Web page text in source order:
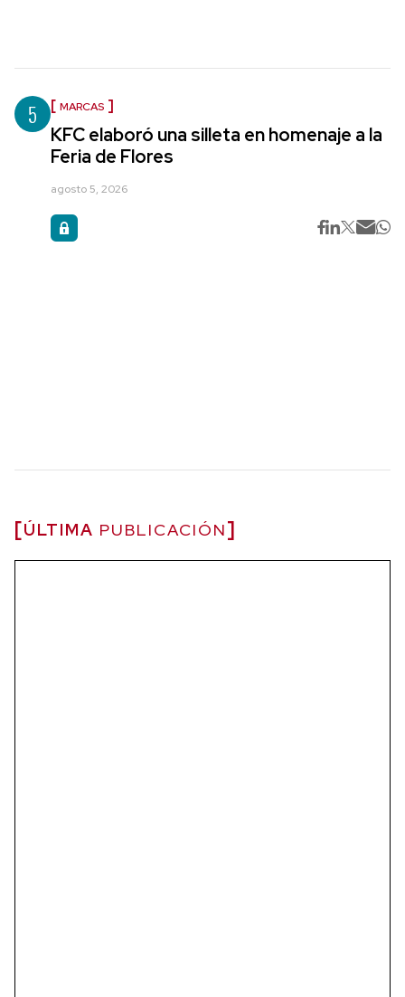
5 MARCAS
KFC elaboró una silleta en homenaje a la
Feria de Flores
agosto 5, 2026
ÚLTIMA PUBLICACIÓN